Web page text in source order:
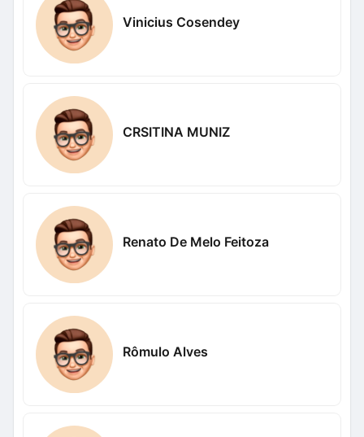
Vinicius Cosendey
CRSITINA MUNIZ
Renato De Melo Feitoza
Rômulo Alves